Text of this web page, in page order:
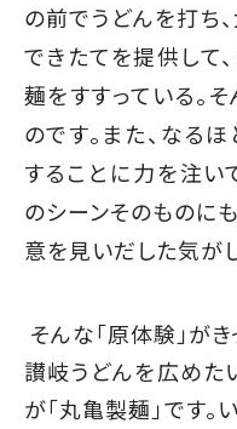
の前でうどんを打ち
できたてを提供して
麺をすすっている。
のです。また、なる
することに力を注い
のシーンそのものに
意を見いだした気が
そんな「原体験」が
讃岐うどんを広めた
が「丸亀製麺」です。